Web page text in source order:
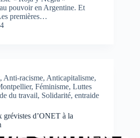
pouvoir en Argentine. Et
premières…
, Anti-racisme, Anticapitalisme,
, Féminisme, Luttes
du travail, Solidarité, entraide
grévistes d’ONET à la